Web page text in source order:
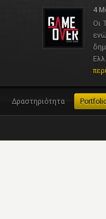
4
Οι
Δραστηριότητα